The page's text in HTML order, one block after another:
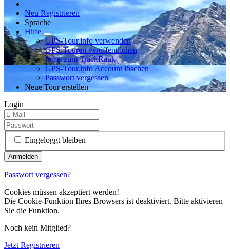
Neu Registrieren
Sprache
Hilfe
GPS-Tour.info verwenden
GPS-Touren veröffentlichen
Infos zum TrackRank
GPS-Tour.info Account löschen
Passwort vergessen
Neue Tour erstellen
Login
Eingeloggt bleiben
Passwort vergessen?
Cookies müssen akzeptiert werden!
Die Cookie-Funktion Ihres Browsers ist deaktiviert. Bitte aktivieren
Sie die Funktion.
Noch kein Mitglied?
Jetzt Registrieren